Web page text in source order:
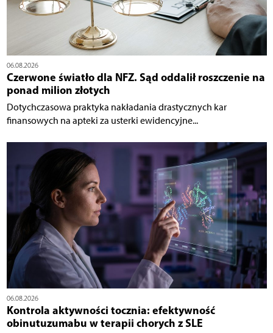
06.08.2026
Czerwone światło dla NFZ. Sąd oddalił roszczenie na
ponad milion złotych
Dotychczasowa praktyka nakładania drastycznych kar
finansowych na apteki za usterki ewidencyjne...
06.08.2026
Kontrola aktywności tocznia: efektywność
obinutuzumabu w terapii chorych z SLE